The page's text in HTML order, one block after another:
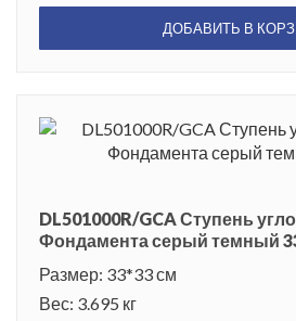
ДОБАВИТЬ В
DL501000R/GCA Ступень
Фондамента серый темный
Размер: 33*33 см
Вес: 3.695 кг